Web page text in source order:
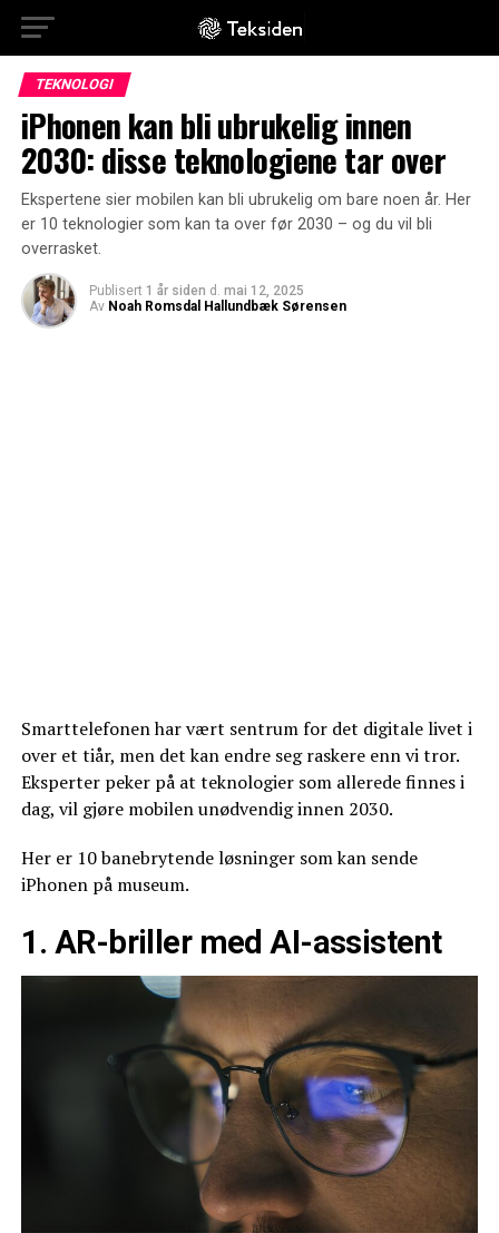
TEKNOLOGI
iPhonen kan bli ubrukelig innen
2030: disse teknologiene tar over
Ekspertene sier mobilen kan bli ubrukelig om bare noen år. Her
er 10 teknologier som kan ta over før 2030 – og du vil bli
overrasket.
Publisert 1 år siden d. mai 12, 2025
Av Noah Romsdal Hallundbæk Sørensen
Smarttelefonen har vært sentrum for det digitale livet i
over et tiår, men det kan endre seg raskere enn vi tror.
Eksperter peker på at teknologier som allerede finnes i
dag, vil gjøre mobilen unødvendig innen 2030.
Her er 10 banebrytende løsninger som kan sende
iPhonen på museum.
1. AR-briller med AI-assistent